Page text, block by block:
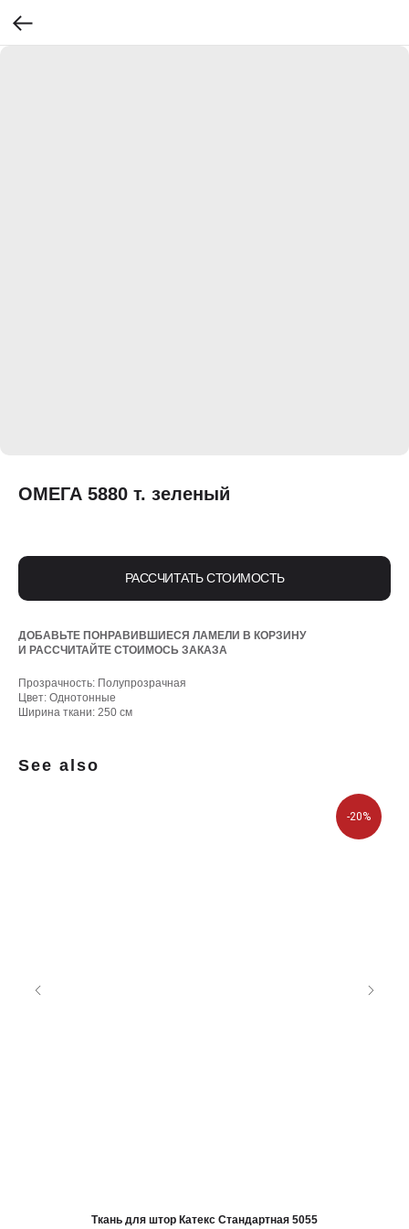
ОМЕГА 5880 т. зеленый
РАССЧИТАТЬ СТОИМОСТЬ
ДОБАВЬТЕ ПОНРАВИВШИЕСЯ ЛАМЕЛИ В КОРЗИНУ
И РАССЧИТАЙТЕ СТОИМОСЬ ЗАКАЗА
Прозрачность: Полупрозрачная
Цвет: Однотонные
Ширина ткани: 250 см
See also
-20%
Ткань для штор Катекс Стандартная 5055